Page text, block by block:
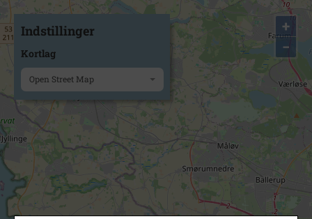
+
−
Indstillinger
Kortlag
Open Street Map